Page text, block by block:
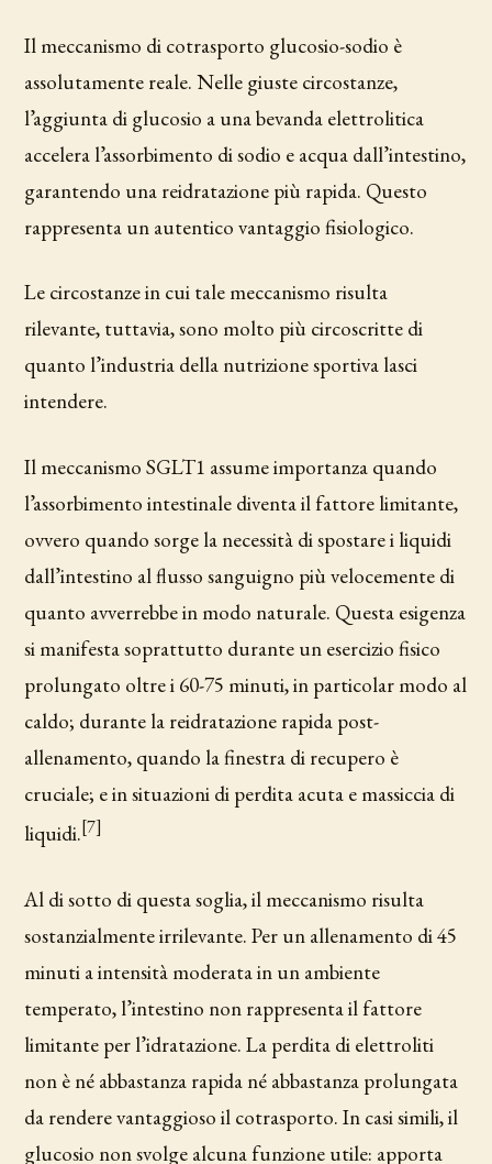
Il meccanismo di cotrasporto glucosio-sodio è
assolutamente reale. Nelle giuste circostanze,
l’aggiunta di glucosio a una bevanda elettrolitica
accelera l’assorbimento di sodio e acqua dall’intestino,
garantendo una reidratazione più rapida. Questo
rappresenta un autentico vantaggio fisiologico.
Le circostanze in cui tale meccanismo risulta
rilevante, tuttavia, sono molto più circoscritte di
quanto l’industria della nutrizione sportiva lasci
intendere.
Il meccanismo SGLT1 assume importanza quando
l’assorbimento intestinale diventa il fattore limitante,
ovvero quando sorge la necessità di spostare i liquidi
dall’intestino al flusso sanguigno più velocemente di
quanto avverrebbe in modo naturale. Questa esigenza
si manifesta soprattutto durante un esercizio fisico
prolungato oltre i 60-75 minuti, in particolar modo al
caldo; durante la reidratazione rapida post-
allenamento, quando la finestra di recupero è
cruciale; e in situazioni di perdita acuta e massiccia di
liquidi.[7]
Al di sotto di questa soglia, il meccanismo risulta
sostanzialmente irrilevante. Per un allenamento di 45
minuti a intensità moderata in un ambiente
temperato, l’intestino non rappresenta il fattore
limitante per l’idratazione. La perdita di elettroliti
non è né abbastanza rapida né abbastanza prolungata
da rendere vantaggioso il cotrasporto. In casi simili, il
glucosio non svolge alcuna funzione utile: apporta